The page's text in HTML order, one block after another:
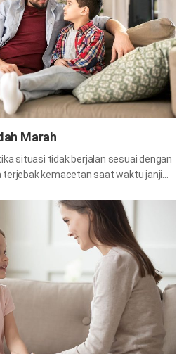
Sehingga masyarakat saat
Hampir semua orang
makanan dan makanan sehat,
lebih memilih produk organik, dan
baik untuk kesehatan. Banyak
rahasia hidup sehat, dan informasi
melimpah secara online.
pada kesehatan dan melakukan
bidang kesehatan? Itu karena mereka
Marah
situasi tidak berjalan sesuai dengan
terjebak kemacetan saat waktu janji
sebagian besar disebabkan
Saat Anda marah, pembuluh
wajah Anda menjadi ungu karena
lebar, pernapasan Anda menjadi lebih
Anda meningkat. Anda mungkin
komentar yang menyakiti hati atau
ingin Anda serang. Antusias
Anda tidak dapat memahami
Anda untuk memecahkan
Kemarahan tidak hanya berbahaya